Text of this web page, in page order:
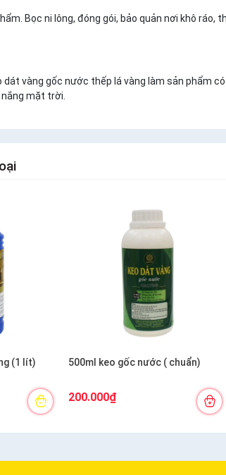
Bọc ni lông, đóng gói, bảo quản nơi khô ráo,
dát vàng gốc nước thếp lá vàng làm sản phẩm
mặt trời.
(1 lít) 500ml keo gốc nước ( chuẩn)
200.000₫